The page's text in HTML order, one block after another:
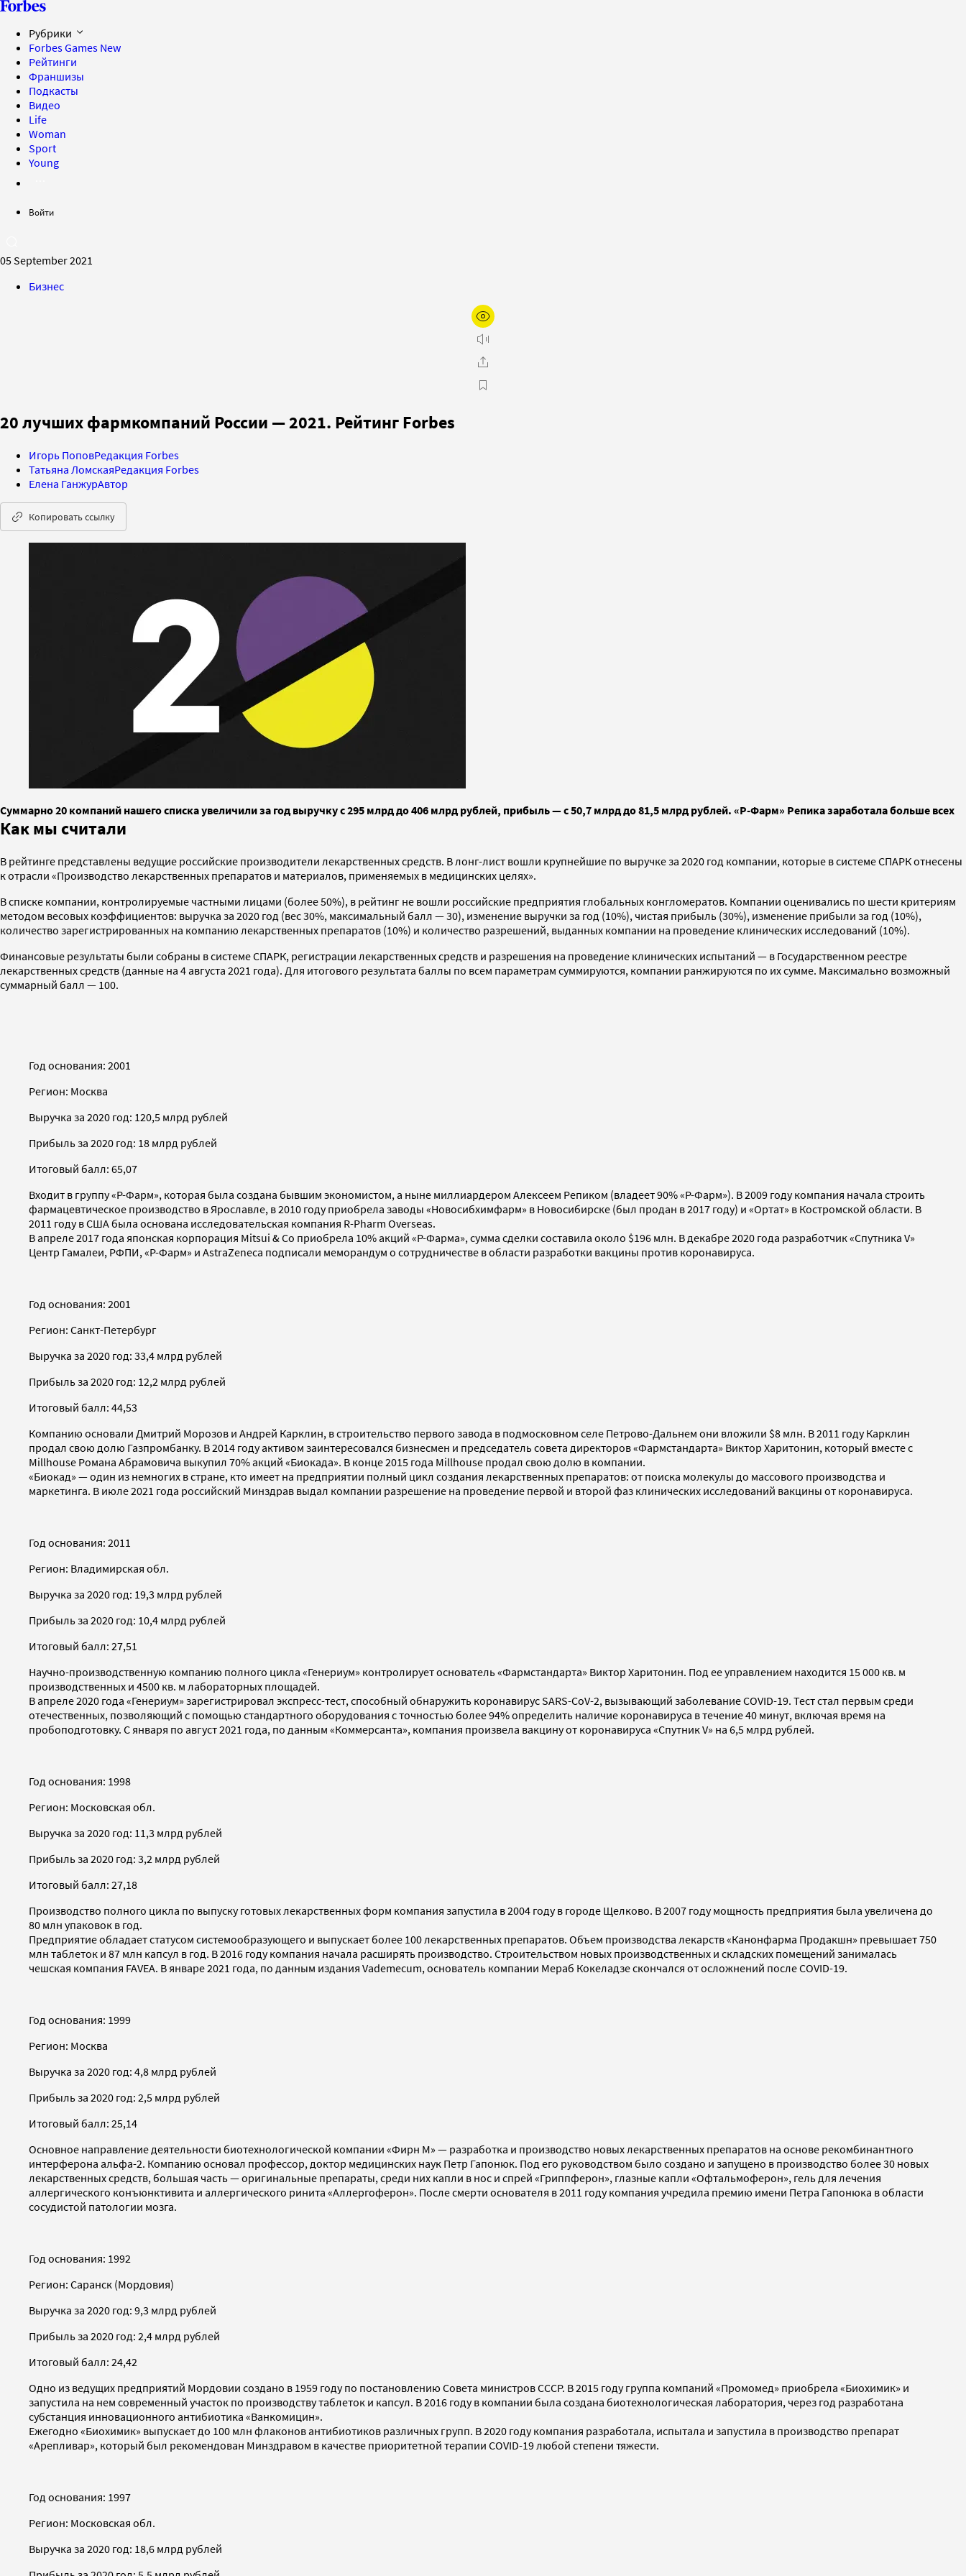
Рубрики
Forbes Games New
Рейтинги
Франшизы
Подкасты
Видео
Life
Woman
Sport
Young
Войти
05 September 2021
Бизнес
20 лучших фармкомпаний России — 2021. Рейтинг Forbes
Игорь ПоповРедакция Forbes
Татьяна ЛомскаяРедакция Forbes
Елена ГанжурАвтор
Копировать ссылку
Суммарно 20 компаний нашего списка увеличили за год выручку с 295 млрд до 406 млрд рублей, прибыль — с 50,7 млрд до 81,5 млрд рублей. «Р-Фарм» Репика заработала больше всех
Как мы считали
В рейтинге представлены ведущие российские производители лекарственных средств. В лонг-лист вошли крупнейшие по выручке за 2020 год компании, которые в системе СПАРК отнесены
к отрасли «Производство лекарственных препаратов и материалов, применяемых в медицинских целях».
В списке компании, контролируемые частными лицами (более 50%), в рейтинг не вошли российские предприятия глобальных конгломератов. Компании оценивались по шести критериям
методом весовых коэффициентов: выручка за 2020 год (вес 30%, максимальный балл — 30), изменение выручки за год (10%), чистая прибыль (30%), изменение прибыли за год (10%),
количество зарегистрированных на компанию лекарственных препаратов (10%) и количество разрешений, выданных компании на проведение клинических исследований (10%).
Финансовые результаты были собраны в системе СПАРК, регистрации лекарственных средств и разрешения на проведение клинических испытаний — в Государственном реестре
лекарственных средств (данные на 4 августа 2021 года). Для итогового результата баллы по всем параметрам суммируются, компании ранжируются по их сумме. Максимально возможный
суммарный балл — 100.
Год основания: 2001
Регион: Москва
Выручка за 2020 год: 120,5 млрд рублей
Прибыль за 2020 год: 18 млрд рублей
Итоговый балл: 65,07
Входит в группу «Р-Фарм», которая была создана бывшим экономистом, а ныне миллиардером Алексеем Репиком (владеет 90% «Р-Фарм»). В 2009 году компания начала строить
фармацевтическое производство в Ярославле, в 2010 году приобрела заводы «Новосибхимфарм» в Новосибирске (был продан в 2017 году) и «Ортат» в Костромской области. В
2011 году в США была основана исследовательская компания R-Pharm Overseas.
В апреле 2017 года японская корпорация Mitsui & Co приобрела 10% акций «Р-Фарма», сумма сделки составила около $196 млн. В декабре 2020 года разработчик «Спутника V»
Центр Гамалеи, РФПИ, «Р-Фарм» и AstraZeneca подписали меморандум о сотрудничестве в области разработки вакцины против коронавируса.
Год основания: 2001
Регион: Санкт-Петербург
Выручка за 2020 год: 33,4 млрд рублей
Прибыль за 2020 год: 12,2 млрд рублей
Итоговый балл: 44,53
Компанию основали Дмитрий Морозов и Андрей Карклин, в строительство первого завода в подмосковном селе Петрово-­Дальнем они вложили $8 млн. В 2011 году Карклин
продал свою долю Газпромбанку. В 2014 году активом заинтересовался бизнесмен и председатель совета директоров «Фармстандарта» Виктор Харитонин, который вместе с
Millhouse Романа Абрамовича выкупил 70% акций «Биокада». В конце 2015 года Millhouse продал свою долю в компании.
«Биокад» — один из немногих в стране, кто имеет на предприятии полный цикл создания лекарственных препаратов: от поиска молекулы до массового производства и
маркетинга. В июле 2021 года российский Минздрав выдал компании разрешение на проведение первой и второй фаз клинических исследований вакцины от коронавируса.
Год основания: 2011
Регион: Владимирская обл.
Выручка за 2020 год: 19,3 млрд рублей
Прибыль за 2020 год: 10,4 млрд рублей
Итоговый балл: 27,51
Научно-производственную компанию полного цикла «Генериум» контролирует основатель «Фармстандарта» Виктор Харитонин. Под ее управлением находится 15 000 кв. м
производственных и 4500 кв. м лабораторных площадей.
В апреле 2020 года «Генериум» зарегистрировал экспресс-тест, способный обнаружить коронавирус SARS-CoV-2, вызывающий заболевание COVID-19. Тест стал первым среди
отечественных, позволяющий с помощью стандартного оборудования с точностью более 94% определить наличие коронавируса в течение 40 минут, включая время на
пробоподготовку. С января по август 2021 года, по данным «Коммерсанта», компания произвела вакцину от коронавируса «Спутник V» на 6,5 млрд рублей.
Год основания: 1998
Регион: Московская обл.
Выручка за 2020 год: 11,3 млрд рублей
Прибыль за 2020 год: 3,2 млрд рублей
Итоговый балл: 27,18
Производство полного цикла по выпуску готовых лекарственных форм компания запустила в 2004 году в городе Щелково. В 2007 году мощность предприятия была увеличена до
80 млн упаковок в год.
Предприятие обладает статусом системообразующего и выпускает более 100 лекарственных препаратов. Объем производства лекарств «Канонфарма Продакшн» превышает 750
млн таблеток и 87 млн капсул в год. В 2016 году компания начала расширять производство. Строительством новых производственных и складских помещений занималась
чешская компания FAVEA. В январе 2021 года, по данным издания Vademecum, основатель компании Мераб Кокеладзе скончался от осложнений после COVID-19.
Год основания: 1999
Регион: Москва
Выручка за 2020 год: 4,8 млрд рублей
Прибыль за 2020 год: 2,5 млрд рублей
Итоговый балл: 25,14
Основное направление деятельности биотехнологической компании «Фирн М» — разработка и производство новых лекарственных препаратов на основе рекомбинантного
интерферона альфа-2. Компанию основал профессор, доктор медицинских наук Петр Гапонюк. Под его руководством было создано и запущено в производство более 30 новых
лекарственных средств, большая часть — оригинальные препараты, среди них капли в нос и спрей «Гриппферон», глазные капли «Офтальмоферон», гель для лечения
аллергического конъюнктивита и аллергического ринита «Аллергоферон». После смерти основателя в 2011 году компания учредила премию имени Петра Гапонюка в области
сосудистой патологии мозга.
Год основания: 1992
Регион: Саранск (Мордовия)
Выручка за 2020 год: 9,3 млрд рублей
Прибыль за 2020 год: 2,4 млрд рублей
Итоговый балл: 24,42
Одно из ведущих предприятий Мордовии создано в 1959 году по постановлению Совета министров СССР. В 2015 году группа компаний «Промомед» приобрела «Биохимик» и
запустила на нем современный участок по производству таблеток и капсул. В 2016 году в компании была создана биотехнологическая лаборатория, через год разработана
субстанция инновационного антибиотика «Ванкомицин».
Ежегодно «Биохимик» выпускает до 100 млн флаконов антибиотиков различных групп. В 2020 году компания разработала, испытала и запустила в производство препарат
«Арепливар», который был рекомендован Минздравом в качестве приоритетной терапии COVID-19 любой степени тяжести.
Год основания: 1997
Регион: Московская обл.
Выручка за 2020 год: 18,6 млрд рублей